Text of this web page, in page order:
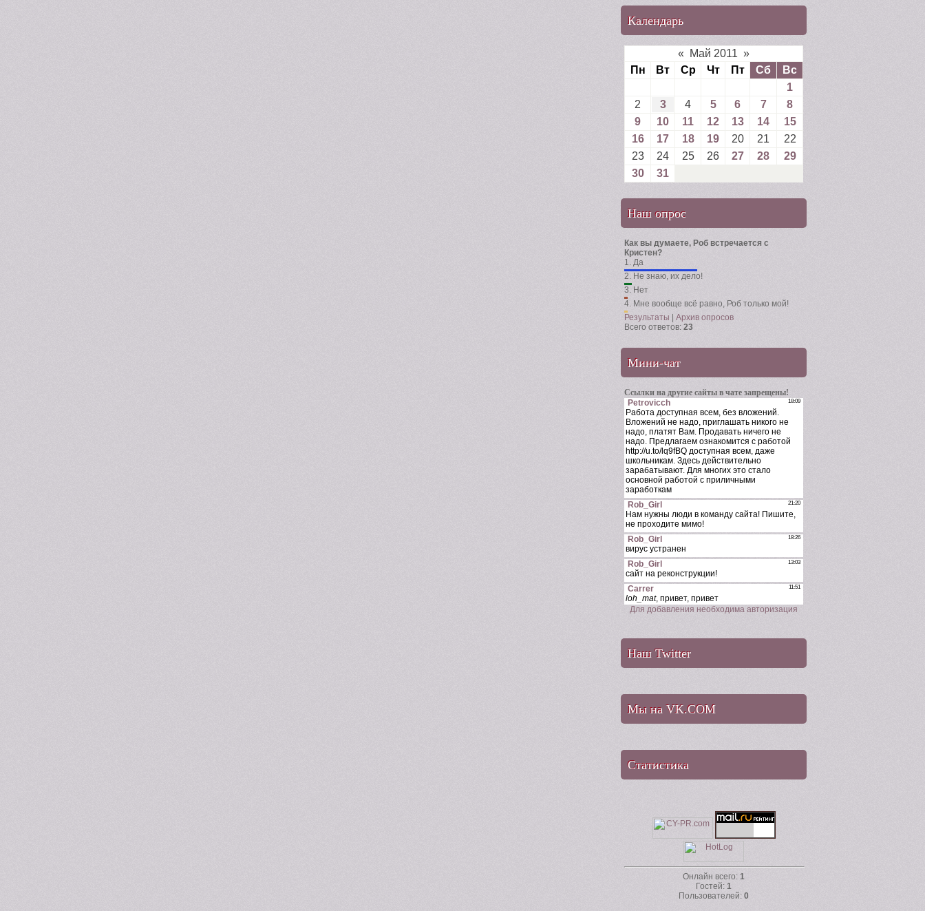
Календарь
« Май 2011 »
Пн
Вт Ср Чт Пт Сб
Вс
1
2
3 4 5 6 7
8
9
10 11 12 13 14
15
16
17 18 19 20 21
22
23
24 25 26 27 28
29
30
31
Наш опрос
Как вы думаете, Роб встречается с
Кристен?
1. Да
2. Не знаю, их дело!
3. Нет
4. Мне вообще всё равно, Роб только мой!
Результаты
Архив опросов
Всего ответов: 23
Мини-чат
Ссылки на другие сайты в чате запрещены!
Для добавления необходима авторизация
Наш Twitter
Мы на VK.COM
Статистика
Онлайн всего: 1
Гостей: 1
Пользователей: 0